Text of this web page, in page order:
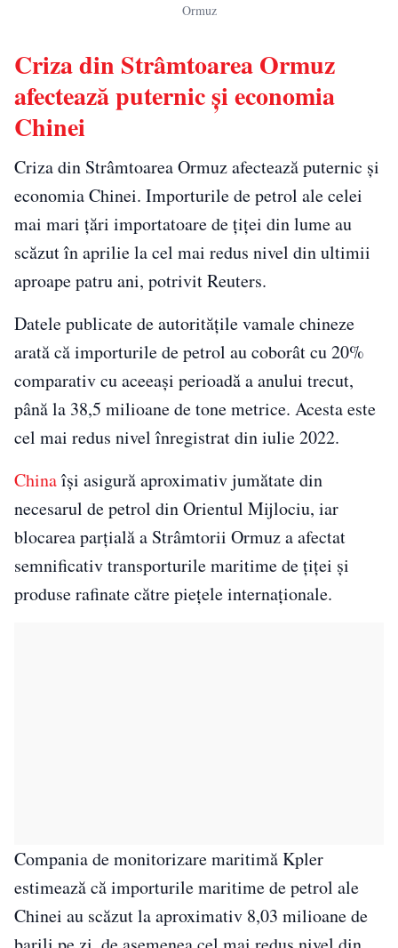
Ormuz
Criza din Strâmtoarea Ormuz
afectează puternic și economia
Chinei
Criza din Strâmtoarea Ormuzafectează puternic și
economia Chinei. Importurile de petrol ale celei
mai mari ţări importatoare de ţiţei din lume au
scăzut în aprilie la cel mai redus nivel din ultimii
aproape patru ani, potrivitReuters.
Datele publicate de autorităţile vamale chineze
arată că importurile de petrol au coborât cu 20%
comparativ cu aceeaşi perioadă a anului trecut,
până la 38,5 milioane de tone metrice. Acesta este
cel mai redus nivel înregistrat din iulie 2022.
Chinaîşi asigură aproximativ jumătate din
necesarul de petrol din Orientul Mijlociu, iar
blocarea parţială a Strâmtorii Ormuz a afectat
semnificativ transporturile maritime de ţiţei şi
produse rafinate către pieţele internaţionale.
Compania de monitorizare maritimăKpler
estimează că importurile maritime de petrol ale
Chinei au scăzut la aproximativ 8,03 milioane de